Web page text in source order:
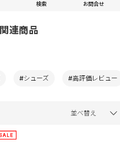
検索 お問合せ
連商品
#シューズ #高評価レビュー
並べ替え